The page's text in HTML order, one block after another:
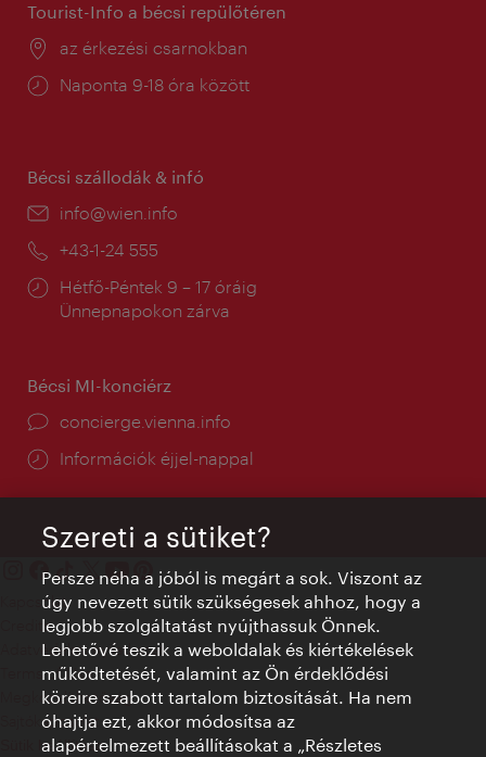
Tourist-Info a bécsi repülőtéren
Helyszín:
az érkezési csarnokban
Nyitva
Naponta 9-18 óra között
Bécsi szállodák & infó
E-
info@wien.info
Telefon:
+43-1-24 555
Nyitva
tartás:
Hétfő-Péntek 9 – 17 óráig
Ünnepnapokon zárva
Bécsi MI-konciérz
concierge.vienna.info
Információk éjjel-nappal
Kapcsolat
Credits
Adatvédelmi nyilatkozat
Terms of Use
Megközelíthetőség
Sajtókapcsolat
Sütik beállítása
Szereti a sütiket?
Persze néha a jóból is megárt a sok. Viszont az
úgy nevezett sütik szükségesek ahhoz, hogy a
legjobb szolgáltatást nyújthassuk Önnek.
Lehetővé teszik a weboldalak és kiértékelések
működtetését, valamint az Ön érdeklődési
köreire szabott tartalom biztosítását. Ha nem
óhajtja ezt, akkor módosítsa az
alapértelmezett beállításokat a „Részletes